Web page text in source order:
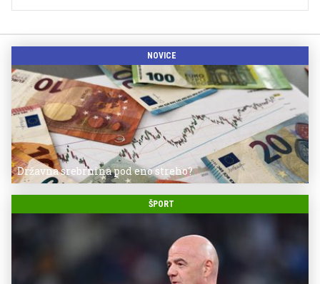
NOVICE
Državna srebrnina pod eno streho?
ŠPORT